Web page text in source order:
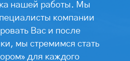
нашей работы. Мы
компании
Вас и после
мы стремимся стать
для каждого